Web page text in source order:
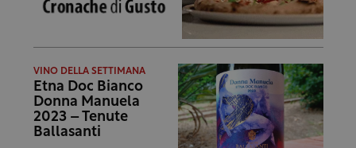
VINO DELLA SETTIMANA
Etna Doc Bianco
Donna Manuela
2023 – Tenute
Ballasanti